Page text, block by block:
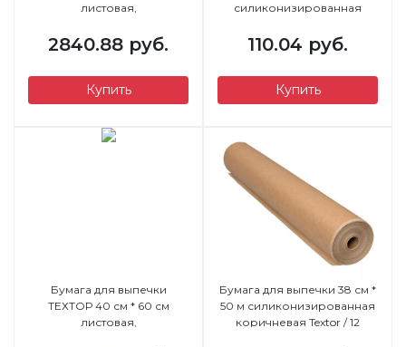
листовая,
БЕЛАЯ /500 л/
2840.88 руб.
Купить
силиконизированная
110.04 руб.
Купить
Бумага для выпечки
ТЕХТОР 40 см * 60 см
листовая,
Бумага для выпечки 38 см *
50 м силиконизированная
коричневая Textor / 12